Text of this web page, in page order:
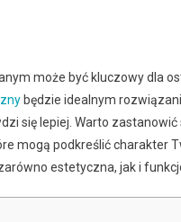
może być kluczowy dla
będzie idealnym
się lepiej. Warto
mogą podkreślić charakter
estetyczna, jak i